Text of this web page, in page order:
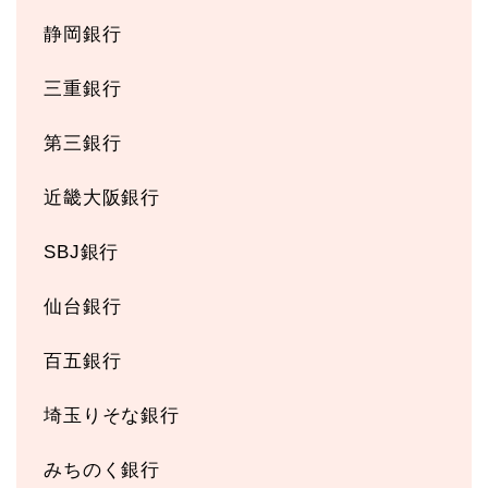
静岡銀行
三重銀行
第三銀行
近畿大阪銀行
SBJ銀行
仙台銀行
百五銀行
埼玉りそな銀行
みちのく銀行